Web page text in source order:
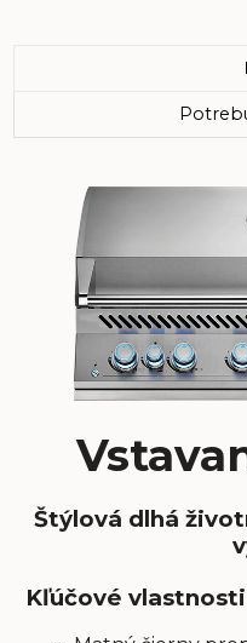
Štýlová dlhá
Kľúčové vlastnosti